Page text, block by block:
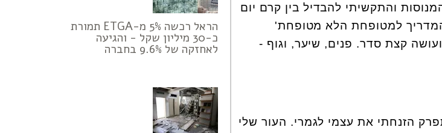
והתקשיתי להבדיל בין קרם יום
למטופחת הלא מטופחת'
קצת סדר. פנים, שיער, וגוף -
הזנחתי את עצמי לגמרי. העור שלי
הראל רכשה 5% מ-ETGA תמורת
כ-30 מיליון שקל - והגיעה
לאחזקה של 9.6% בחברה